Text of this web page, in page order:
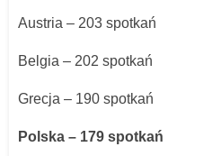
Austria – 203 spotkań
Belgia – 202 spotkań
Grecja – 190 spotkań
Polska – 179 spotkań